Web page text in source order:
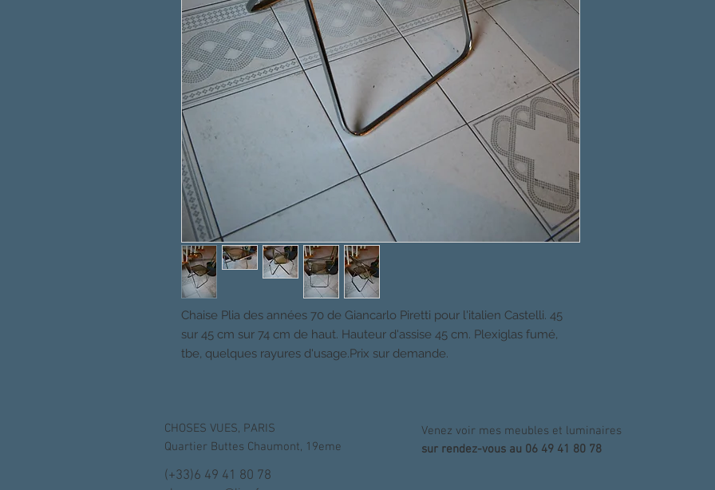
Chaise Plia des années 70 de Giancarlo Piretti pour l'italien Castelli. 45
sur 45 cm sur 74 cm de haut. Hauteur d'assise 45 cm. Plexiglas fumé,
tbe, quelques rayures d'usage.Prix sur demande.
CHOSES VUES, PARIS
Quartier Buttes Chaumont, 19eme
Venez voir mes meubles et luminaires
sur rendez-vous au 06 49 41 80 78
(+33)6 49 41 80 78